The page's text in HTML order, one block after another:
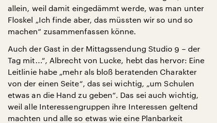
allein, weil damit eingedämmt werde, was man unter
Floskel „Ich finde aber, das müssten wir so und so
machen“ zusammenfassen könne.
Auch der Gast in der Mittagssendung Studio 9 – der
Tag mit...“, Albrecht von Lucke, hebt das hervor: Eine
Leitlinie habe „mehr als bloß beratenden Charakter
von der einen Seite“, das sei wichtig, „um Schulen
etwas an die Hand zu geben“. Das sei auch wichtig,
weil alle Interessengruppen ihre Interessen geltend
machten und alle so etwas wie eine Planbarkeit